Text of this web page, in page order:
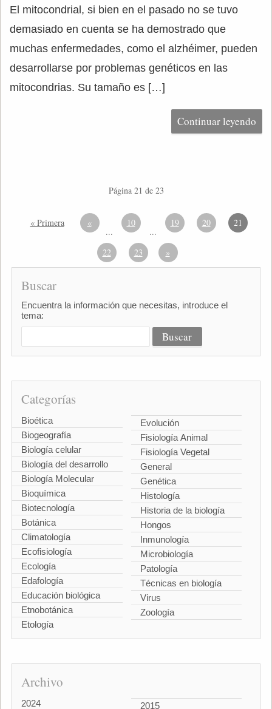
El mitocondrial, si bien en el pasado no se tuvo
demasiado en cuenta se ha demostrado que
muchas enfermedades, como el alzhéimer, pueden
desarrollarse por problemas genéticos en las
mitocondrias. Su tamaño es […]
Continuar leyendo
Página 21 de 23
« Primera «
...
10
...
19 20 21
22 23 »
Buscar
Encuentra la información que necesitas, introduce el
tema:
Categorías
Bioética
Biogeografía
Biología celular
Biología del desarrollo
Biología Molecular
Bioquímica
Biotecnología
Botánica
Climatología
Ecofisiología
Ecología
Edafología
Educación biológica
Etnobotánica
Etología
Evolución
Fisiología Animal
Fisiología Vegetal
General
Genética
Histología
Historia de la biología
Hongos
Inmunología
Microbiología
Patología
Técnicas en biología
Virus
Zoología
Archivo
2024 2015